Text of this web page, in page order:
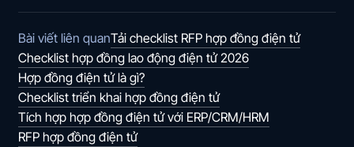
Bài viết liên quanTải checklist RFP hợp đồng điện tử
Checklist hợp đồng lao động điện tử 2026
Hợp đồng điện tử là gì?
Checklist triển khai hợp đồng điện tử
Tích hợp hợp đồng điện tử với ERP/CRM/HRM
RFP hợp đồng điện tử